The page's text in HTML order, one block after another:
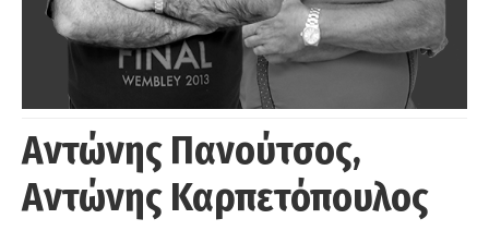
Αντώνης Πανούτσος,
Αντώνης Καρπετόπουλος